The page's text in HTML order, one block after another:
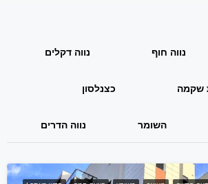
נווה חוף נווה דקלים
שקמה כצנלסון
השומר נווה הדרים